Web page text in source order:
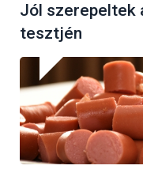
Jól szerepeltek
tesztjén